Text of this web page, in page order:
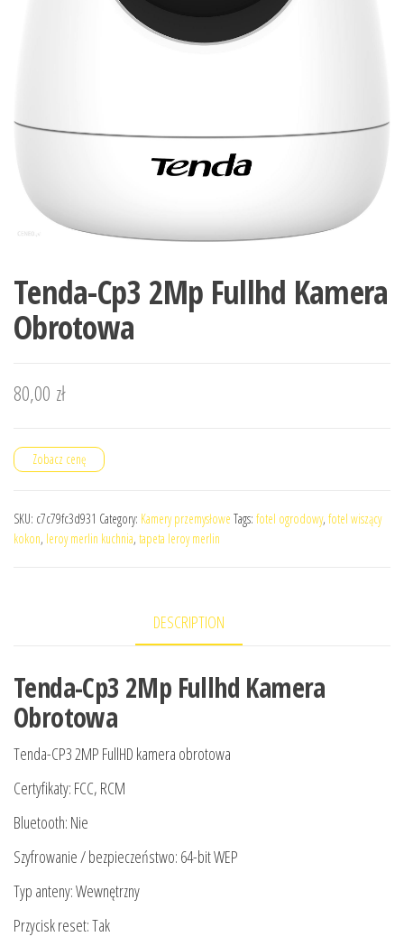
Tenda-Cp3 2Mp Fullhd Kamera
Obrotowa
80,00 zł
Zobacz cenę
SKU: c7c79fc3d931 Category: Kamery przemysłowe Tags: fotel ogrodowy, fotel wiszący
kokon, leroy merlin kuchnia, tapeta leroy merlin
DESCRIPTION
Tenda-Cp3 2Mp Fullhd Kamera
Obrotowa
Tenda-CP3 2MP FullHD kamera obrotowa
Certyfikaty: FCC, RCM
Bluetooth: Nie
Szyfrowanie / bezpieczeństwo: 64-bit WEP
Typ anteny: Wewnętrzny
Przycisk reset: Tak